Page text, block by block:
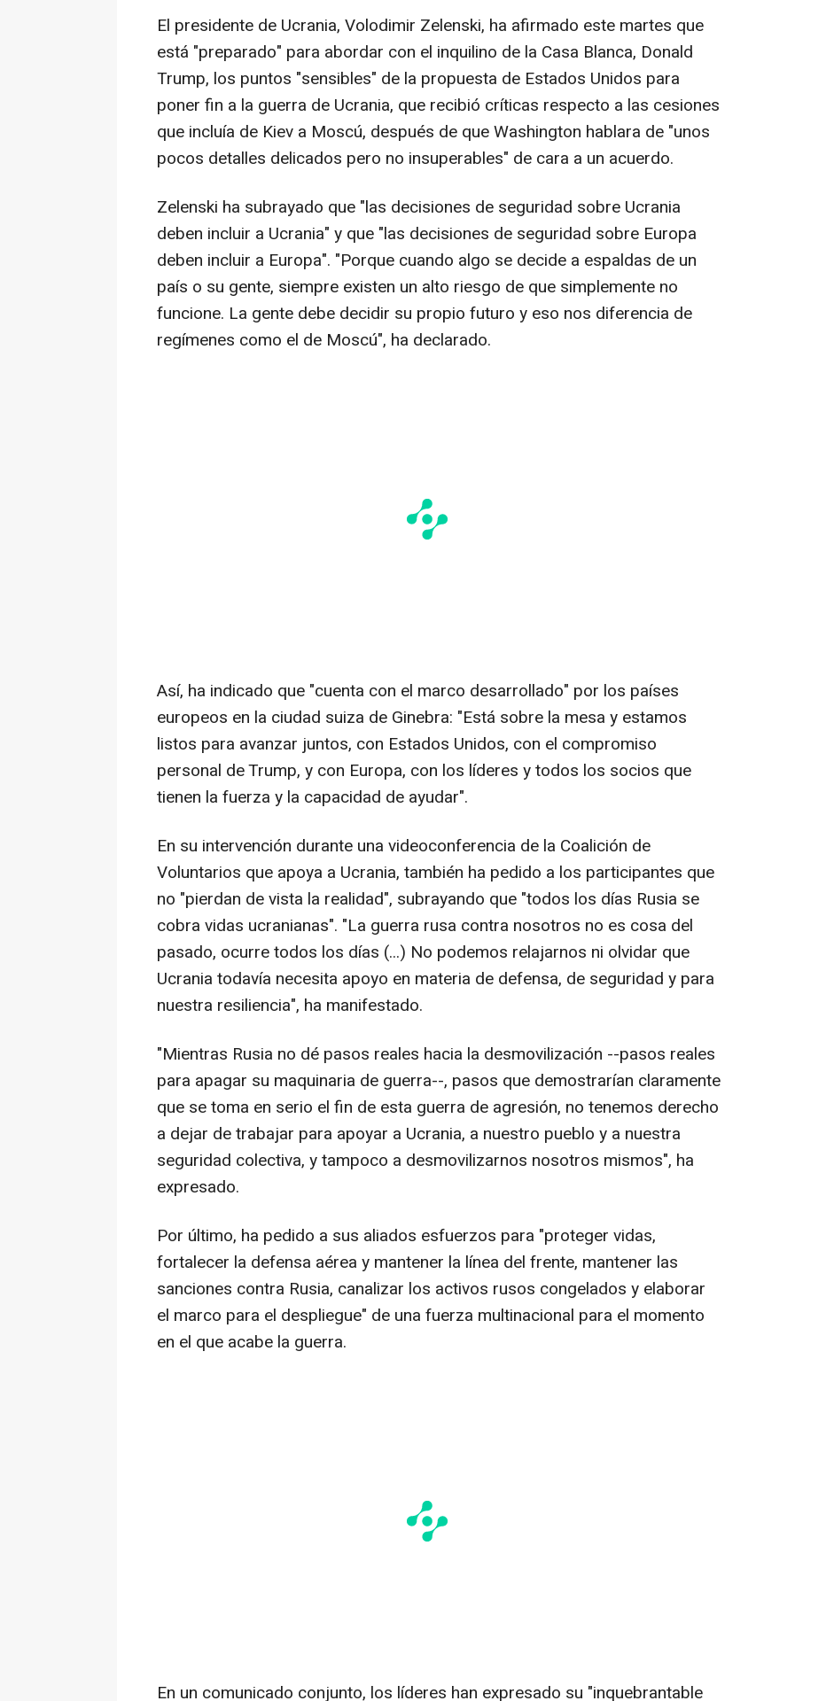
El presidente de Ucrania, Volodimir Zelenski, ha afirmado este martes que
está "preparado" para abordar con el inquilino de la Casa Blanca, Donald
Trump, los puntos "sensibles" de la propuesta de Estados Unidos para
poner fin a la guerra de Ucrania, que recibió críticas respecto a las cesiones
que incluía de Kiev a Moscú, después de que Washington hablara de "unos
pocos detalles delicados pero no insuperables" de cara a un acuerdo.
Zelenski ha subrayado que "las decisiones de seguridad sobre Ucrania
deben incluir a Ucrania" y que "las decisiones de seguridad sobre Europa
deben incluir a Europa". "Porque cuando algo se decide a espaldas de un
país o su gente, siempre existen un alto riesgo de que simplemente no
funcione. La gente debe decidir su propio futuro y eso nos diferencia de
regímenes como el de Moscú", ha declarado.
Así, ha indicado que "cuenta con el marco desarrollado" por los países
europeos en la ciudad suiza de Ginebra: "Está sobre la mesa y estamos
listos para avanzar juntos, con Estados Unidos, con el compromiso
personal de Trump, y con Europa, con los líderes y todos los socios que
tienen la fuerza y la capacidad de ayudar".
En su intervención durante una videoconferencia de la Coalición de
Voluntarios que apoya a Ucrania, también ha pedido a los participantes que
no "pierdan de vista la realidad", subrayando que "todos los días Rusia se
cobra vidas ucranianas". "La guerra rusa contra nosotros no es cosa del
pasado, ocurre todos los días (...) No podemos relajarnos ni olvidar que
Ucrania todavía necesita apoyo en materia de defensa, de seguridad y para
nuestra resiliencia", ha manifestado.
"Mientras Rusia no dé pasos reales hacia la desmovilización --pasos reales
para apagar su maquinaria de guerra--, pasos que demostrarían claramente
que se toma en serio el fin de esta guerra de agresión, no tenemos derecho
a dejar de trabajar para apoyar a Ucrania, a nuestro pueblo y a nuestra
seguridad colectiva, y tampoco a desmovilizarnos nosotros mismos", ha
expresado.
Por último, ha pedido a sus aliados esfuerzos para "proteger vidas,
fortalecer la defensa aérea y mantener la línea del frente, mantener las
sanciones contra Rusia, canalizar los activos rusos congelados y elaborar
el marco para el despliegue" de una fuerza multinacional para el momento
en el que acabe la guerra.
En un comunicado conjunto, los líderes han expresado su "inquebrantable